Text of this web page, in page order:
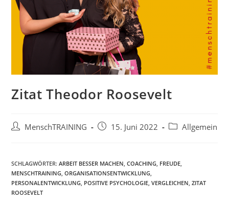
Zitat Theodor Roosevelt
Beitrags-
MenschTRAINING
Beitrag15. Juni 2022
Beitrags-
Allgemein
SCHLAGWÖRTER:ARBEIT BESSER MACHEN, COACHING, FREUDE,
MENSCHTRAINING, ORGANISATIONSENTWICKLUNG,
PERSONALENTWICKLUNG, POSITIVE PSYCHOLOGIE, VERGLEICHEN, ZITAT
ROOSEVELT